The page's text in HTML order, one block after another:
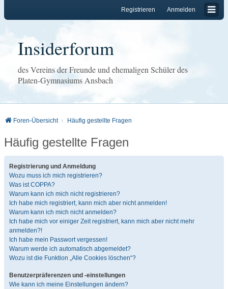
Anmelden
Registrieren
Insiderforum
des Vereins der Freunde und ehemaligen Schüler des
Platen-Gymnasiums Ansbach
Foren-Übersicht Häufig gestellte Fragen
Häufig gestellte Fragen
Registrierung und Anmeldung
Wozu muss ich mich registrieren?
Was ist COPPA?
Warum kann ich mich nicht registrieren?
Ich habe mich registriert, kann mich aber nicht anmelden!
Warum kann ich mich nicht anmelden?
Ich habe mich vor einiger Zeit registriert, kann mich aber nicht mehr
anmelden?!
Ich habe mein Passwort vergessen!
Warum werde ich automatisch abgemeldet?
Wozu ist die Funktion „Alle Cookies löschen“?
Benutzerpräferenzen und -einstellungen
Wie kann ich meine Einstellungen ändern?